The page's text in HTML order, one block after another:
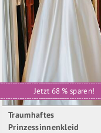
Jetzt 68 % sparen!
Traumhaftes
Prinzessinnenkleid